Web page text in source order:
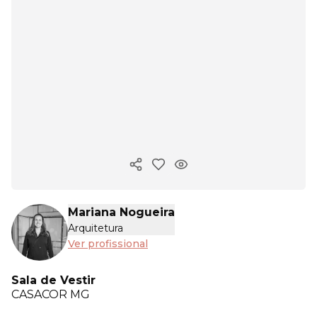
Copiar link
Mariana Nogueira
Arquitetura
Ver profissional
Sala de Vestir
CASACOR MG